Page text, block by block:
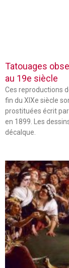
Tatouages
au 19e siècle
Ces reproductions
fin du XIXe siècle
prostituées écrit
en 1899. Les
décalque.